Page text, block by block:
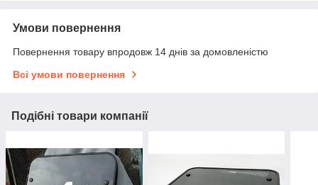
Умови повернення
Повернення товару впродовж 14 днів за домовленістю
Всі умови повернення
Подібні товари компанії